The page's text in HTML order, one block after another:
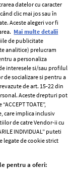
să
10
prin
monitorizare
datelor cu caracter
clic mai jos sau în
Aceste alegeri vor fi
Mai multe detalii
de publicitate
analitice) prelucram
a personaliza
interesele si/sau profilul
socializare si pentru a
de art. 15-22 din
Aceste drepturi pot
TOATE”,
care implica inclusiv
de catre Vendor-ii cu
INDIVIDUAL” puteti
legate de cookie strict
pentru a oferi: